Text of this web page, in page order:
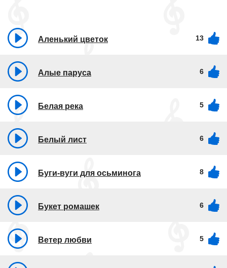
Аленький цветок 13
Алые паруса 6
Белая река 5
Белый лист 6
Буги-вуги для осьминога 8
Букет ромашек 6
Ветер любви 5